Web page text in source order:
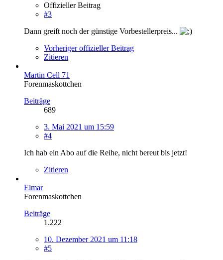
Offizieller Beitrag
#3
Dann greift noch der günstige Vorbestellerpreis...
Vorheriger offizieller Beitrag
Zitieren
Martin Cell 71
Forenmaskottchen
Beiträge
689
3. Mai 2021 um 15:59
#4
Ich hab ein Abo auf die Reihe, nicht bereut bis jetzt!
Zitieren
Elmar
Forenmaskottchen
Beiträge
1.222
10. Dezember 2021 um 11:18
#5